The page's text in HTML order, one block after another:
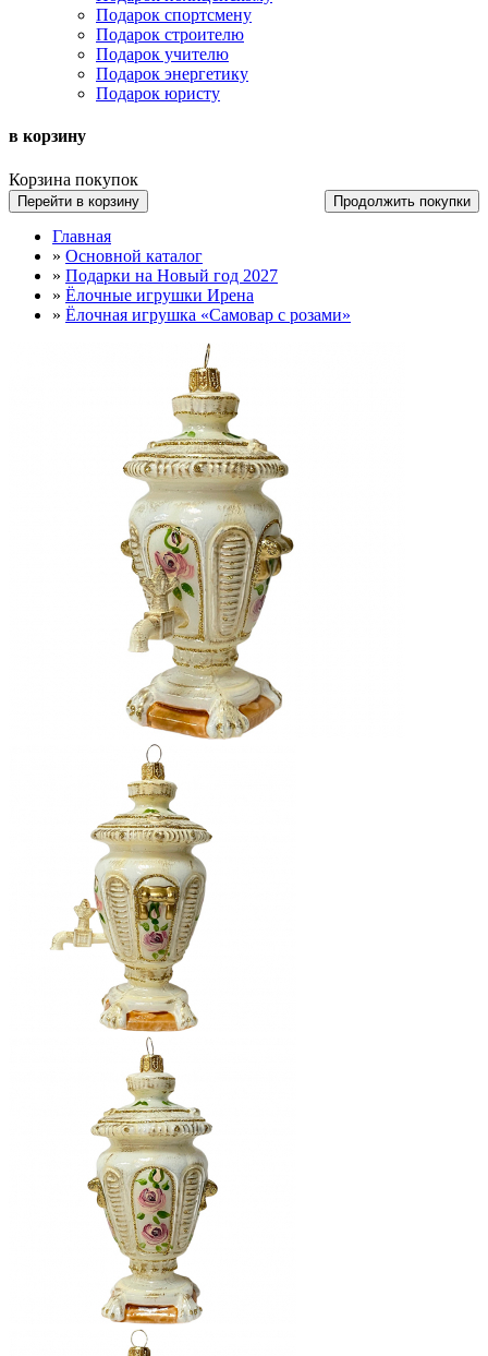
Подарок спортсмену
Подарок строителю
Подарок учителю
Подарок энергетику
Подарок юристу
в корзину
Корзина покупок
Перейти в корзину Продолжить покупки
Главная
» Основной каталог
» Подарки на Новый год 2027
» Ёлочные игрушки Ирена
» Ёлочная игрушка «Самовар с розами»